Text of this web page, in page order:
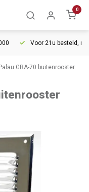
0
Voor 21u besteld,
GRA-70 buitenrooster